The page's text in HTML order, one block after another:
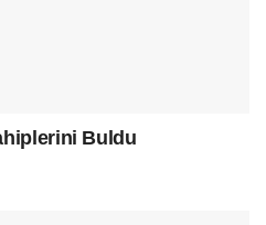
Buldu